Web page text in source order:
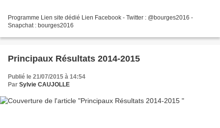
Programme Lien site dédié Lien Facebook - Twitter : @bourges2016 -
Snapchat : bourges2016
Principaux Résultats 2014-2015
Publié le 21/07/2015 à 14:54
Par Sylvie CAUJOLLE